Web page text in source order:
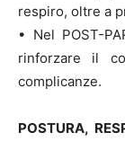
respiro, oltre a
• Nel POST-
rinforzare il
complicanze.
POSTURA,